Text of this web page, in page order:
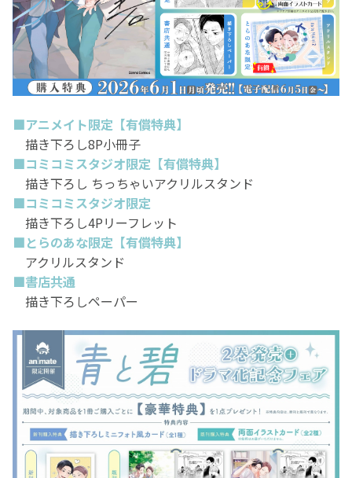
■アニメイト限定【有償特典】
描き下ろし8P小冊子
■コミコミスタジオ限定【有償特典】
描き下ろし ちっちゃいアクリルスタンド
■コミコミスタジオ限定
描き下ろし4Pリーフレット
■とらのあな限定【有償特典】
アクリルスタンド
■書店共通
描き下ろしペーパー